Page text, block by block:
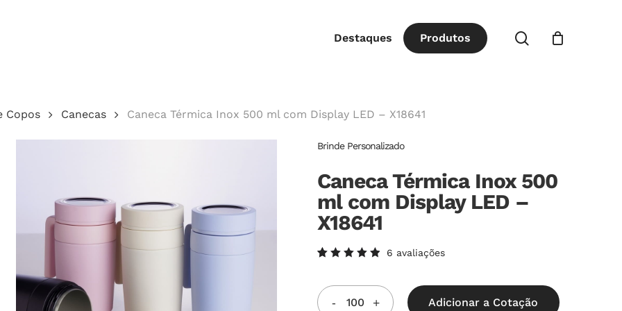
Destaques Produtos procurar
Copos Canecas Caneca Térmica Inox 500 ml com Display LED – X18641
Brinde Personalizado
Caneca Térmica Inox 500
ml com Display LED –
X18641
5.00de
5, com
baseado
6 avaliações
Adicionar a Cotação